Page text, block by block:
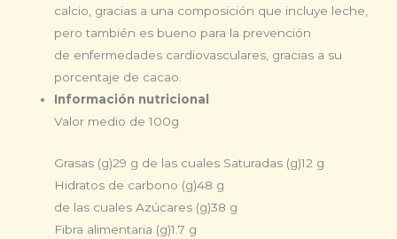
calcio, gracias a una composición que incluye leche,
pero también es bueno para la prevención
de enfermedades cardiovasculares, gracias a su
porcentaje de cacao.
Información nutricional
Valor medio de 100g
Grasas (g)29 g de las cuales Saturadas (g)12 g
Hidratos de carbono (g)48 g
de las cuales Azúcares (g)38 g
Fibra alimentaria (g)1.7 g